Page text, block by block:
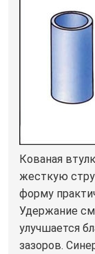
Кованая
жесткую
форму
Удержание
улучшается
зазоров.